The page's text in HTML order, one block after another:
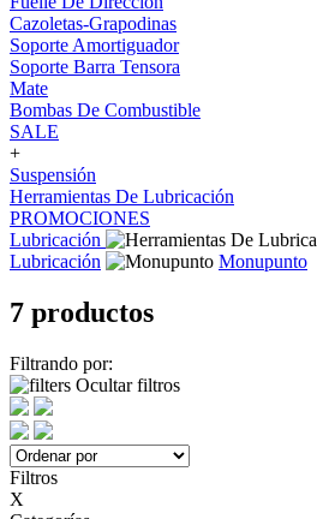
Cazoletas-Grapodinas
Soporte Amortiguador
Soporte Barra Tensora
Mate
Bombas De Combustible
SALE
+
Suspensión
Herramientas De Lubricación
PROMOCIONES
Lubricación
Lubricación
Monupunto
7 productos
Filtrando por:
Ocultar filtros
Filtros
X